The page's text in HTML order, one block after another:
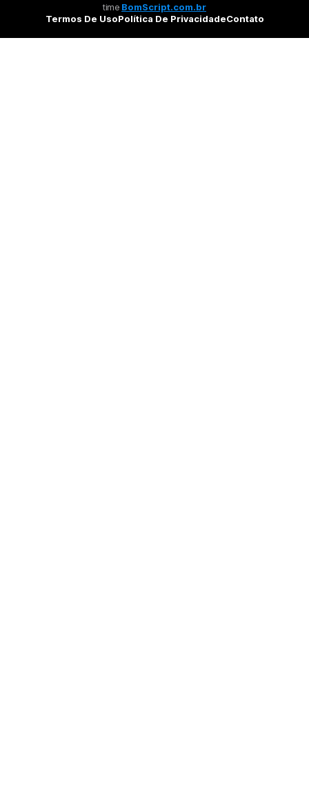
time BomScript.com.br
Termos De UsoPolítica De PrivacidadeContato